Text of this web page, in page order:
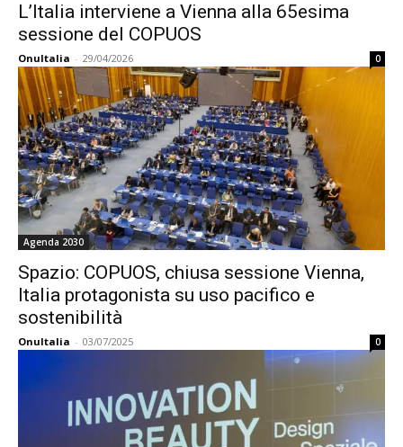
L’Italia interviene a Vienna alla 65esima
sessione del COPUOS
OnuItalia - 29/04/2026 0
Agenda 2030
Spazio: COPUOS, chiusa sessione Vienna,
Italia protagonista su uso pacifico e
sostenibilità
OnuItalia - 03/07/2025 0